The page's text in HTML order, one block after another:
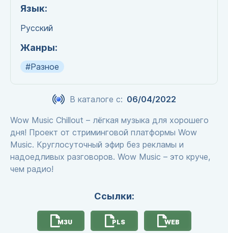
Язык:
Русский
Жанры:
#Разное
В каталоге с: 06/04/2022
Wow Music Chillout – лёгкая музыка для хорошего
дня! Проект от стриминговой платформы Wow
Music. Круглосуточный эфир без рекламы и
надоедливых разговоров. Wow Music – это круче,
чем радио!
Ссылки:
M3U PLS WEB